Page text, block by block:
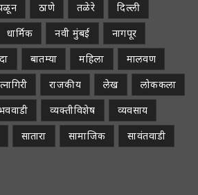
ठाणे तळेरे
दिल्ली
धार्मिक नवी मुंबई
नागपूर
बातम्या महिला
मालवण
राजकीय लेख
लोककला
व्यक्तीविशेष
व्यवसाय
सातारा सामाजिक
सावंतवाडी